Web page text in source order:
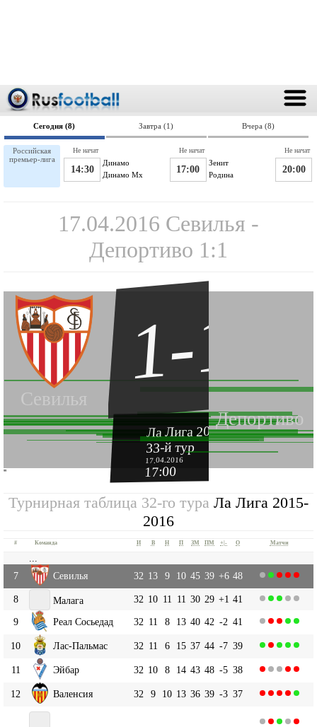
Сегодня (8) Завтра (1) Вчера (8)
Российская
премьер-лига
Динамо
14:30 Динамо Мх
Не начат
Зенит
17:00 Родина
Не начат
20:00
Не начат
17.04.2016 Севилья -
Депортиво 1:1
Севилья
Депортиво
1-1
Ла Лига 2015-2016
33-й тур
17.04.2016
17:00
''
Турнирная таблица 32-го тура Ла Лига 2015-
2016
# Команда И В Н П ЗМ ПМ +|- О Матчи
7
Севилья 32 13 9 10 45 39 +6 48
8 Малага 32 10 11 11 30 29 +1 41
9
Реал Сосьедад 32 11 8 13 40 42 -2 41
10 Лас-Пальмас 32 11 6 15 37 44 -7 39
11 Эйбар 32 10 8 14 43 48 -5 38
12 Валенсия 32 9 10 13 36 39 -3 37